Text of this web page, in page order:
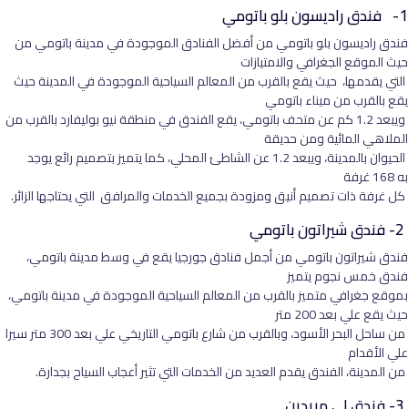
1- فندق راديسون بلو باتومي
فندق راديسون بلو باتومي من أفضل الفنادق الموجودة في مدينة باتومي من
حيث الموقع الجغرافي والامتيازات
التي يقدمها، حيث يقع بالقرب من المعالم السياحية الموجودة في المدينة حيث
يقع بالقرب من ميناء باتومي
ويبعد 1.2 كم عن متحف باتومي، يقع الفندق في منطقة نيو بوليفارد بالقرب من
الملاهي المائية ومن حديقة
الحيوان بالمدينة، ويبعد 1.2 عن الشاطئ المحلي، كما يتميز بتصميم رائع يوجد
به 168 غرفة
كل غرفة ذات تصميم أنيق ومزودة بجميع الخدمات والمرافق التي يحتاجها الزائر.
فندق شيراتون باتومي من أجمل فنادق جورجيا يقع في وسط مدينة باتومي،
فندق خمس نجوم يتميز
بموقع جغرافي متميز بالقرب من المعالم السياحية الموجودة في مدينة باتومي،
حيث يقع علي بعد 200 متر
من ساحل البحر الأسود، وبالقرب من شارع باتومي التاريخي علي بعد 300 متر سيرا
علي الأقدام
من المدينة، الفندق يقدم العديد من الخدمات التي تثير أعجاب السياح بجدارة.